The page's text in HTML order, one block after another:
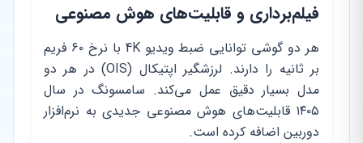
فیلم‌برداری و قابلیت‌های هوش مصنوعی
هر دو گوشی توانایی ضبط ویدیو 4K با نرخ ۶۰ فریم
بر ثانیه را دارند. لرزشگیر اپتیکال (OIS) در هر دو
مدل بسیار دقیق عمل می‌کند. سامسونگ در سال
۱۴۰۵ قابلیت‌های هوش مصنوعی جدیدی به نرم‌افزار
دوربین اضافه کرده است.